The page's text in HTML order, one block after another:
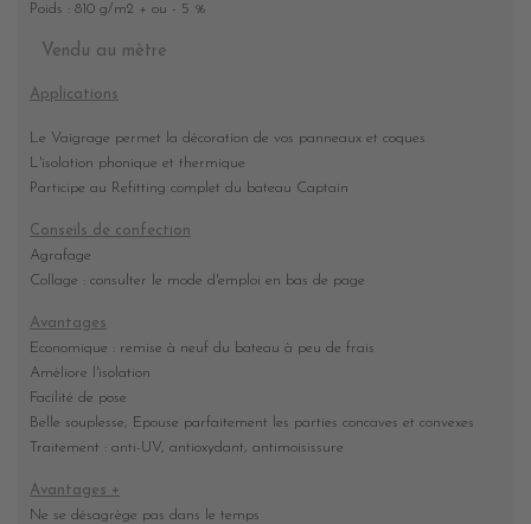
Poids : 810 g/m2 + ou - 5 %
Vendu au mètre
Applications
Le Vaigrage permet la décoration de vos panneaux et coques
L'isolation phonique et thermique
Participe au Refitting complet du bateau Captain
Conseils de confection
Agrafage
Collage : consulter le mode d'emploi en bas de page
Avantages
Economique : remise à neuf du bateau à peu de frais
Améliore l'isolation
Facilité de pose
Belle souplesse, Epouse parfaitement les parties concaves et convexes
Traitement : anti-UV, antioxydant, antimoisissure
Avantages +
Ne se désagrège pas dans le temps